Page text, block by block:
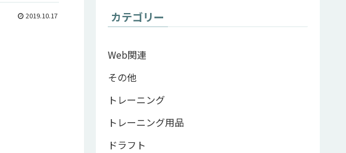
2019.10.17 カテゴリー
Web関連
その他
トレーニング
トレーニング用品
ドラフト